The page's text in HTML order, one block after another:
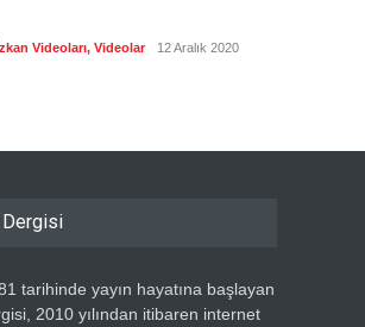
Videoları, Videolar 12 Aralık 2020
tarihinde yayın hayatına başlayan
2010 yılından itibaren internet